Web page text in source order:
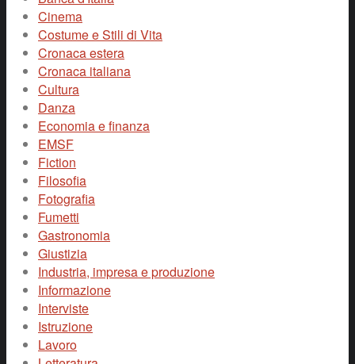
Cinema
Costume e Stili di Vita
Cronaca estera
Cronaca italiana
Cultura
Danza
Economia e finanza
EMSF
Fiction
Filosofia
Fotografia
Fumetti
Gastronomia
Giustizia
Industria, impresa e produzione
Informazione
Interviste
Istruzione
Lavoro